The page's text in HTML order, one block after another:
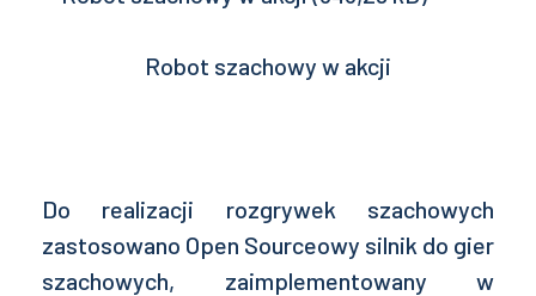
Robot szachowy w akcji
Do realizacji rozgrywek szachowych
zastosowano Open Sourceowy silnik do gier
szachowych, zaimplementowany w